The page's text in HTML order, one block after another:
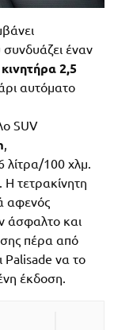
συνδυάζει έναν
2,5
αυτόματο
SUV
,
λίτρα/100 χλμ.
τετρακίνητη
αφενός
άσφαλτο και
πέρα από
Palisade να το
έκδοση.